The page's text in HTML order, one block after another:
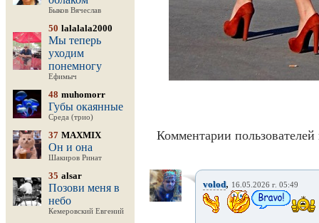
Быков Вячеслав
50 lalalala2000
Мы теперь
уходим
понемногу
Ефимыч
48 muhomorr
Губы окаянные
Среда (трио)
37 MAXMIX
Он и она
Шакиров Ринат
35 alsar
Позови меня в
небо
Кемеровский Евгений
Комментарии пользователей
volod, 16.05.2026 г. 05:49